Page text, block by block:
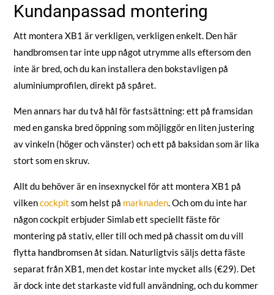
Kundanpassad montering
Att montera XB1 är verkligen, verkligen enkelt. Den här
handbromsen tar inte upp något utrymme alls eftersom den
inte är bred, och du kan installera den bokstavligen på
aluminiumprofilen, direkt på spåret.
Men annars har du två hål för fastsättning: ett på framsidan
med en ganska bred öppning som möjliggör en liten justering
av vinkeln (höger och vänster) och ett på baksidan som är lika
stort som en skruv.
Allt du behöver är en insexnyckel för att montera XB1 på
vilkencockpit som helst på marknaden. Och om du inte har
någon cockpit erbjuder Simlab ett speciellt fäste för
montering på stativ, eller till och med på chassit om du vill
flytta handbromsen åt sidan. Naturligtvis säljs detta fäste
separat från XB1, men det kostar inte mycket alls (€29). Det
är dock inte det starkaste vid full användning, och du kommer